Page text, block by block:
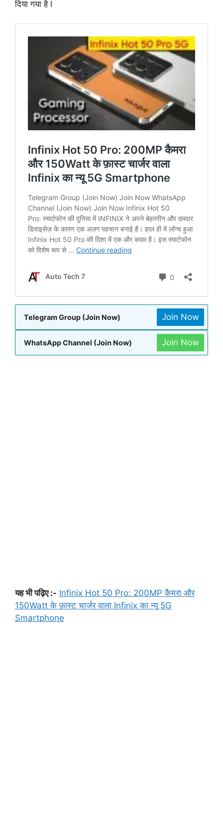
दिया गया है l
Telegram Group (Join Now) Join Now
WhatsApp Channel (Join Now) Join Now
यह भी पढ़िए :- Infinix Hot 50 Pro: 200MP कैमरा और
150Watt के फ़ास्ट चार्जर वाला Infinix का न्यू 5G
Smartphone